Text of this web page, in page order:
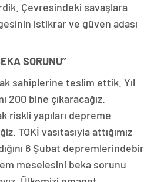
Çevresindeki savaşlara
istikrar ve güven adası
SORUNU”
sahiplerine teslim ettik. Yıl
200 bine çıkaracağız.
riskli yapıları depreme
TOKİ vasıtasıyla attığımız
6 Şubat depremlerindebir
meselesini beka sorunu